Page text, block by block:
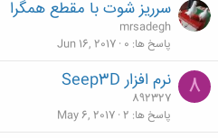
سرریز شوت با مقطع همگرا
mrsadegh
پاسخ ها 0
Jun 16, 2017
8 نرم افزار Seep3D
892327
پاسخ ها 2
May 6, 2017